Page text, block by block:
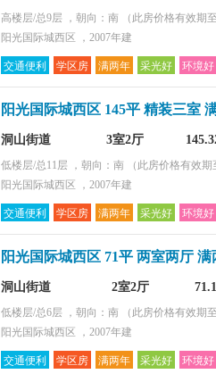
高楼层/总9层 ，朝向：南
（此房价格有效期
阳光国际城西区 ，2007年建
交通便利 学区房 满两年 采光好 环境好
阳光国际城西区 145平 精装三室
洞山街道 3室2厅
低楼层/总11层 ，朝向：南
（此房价格有效
阳光国际城西区 ，2007年建
交通便利 学区房 满两年 采光好 环境好
阳光国际城西区 71平 两室两厅
洞山街道 2室2厅
低楼层/总6层 ，朝向：南
（此房价格有效期
阳光国际城西区 ，2007年建
交通便利 学区房 满两年 采光好 环境好